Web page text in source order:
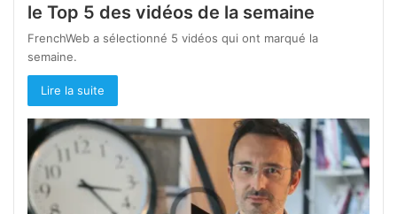
le Top 5 des vidéos de la semaine
FrenchWeb a sélectionné 5 vidéos qui ont marqué la
semaine.
Lire la suite